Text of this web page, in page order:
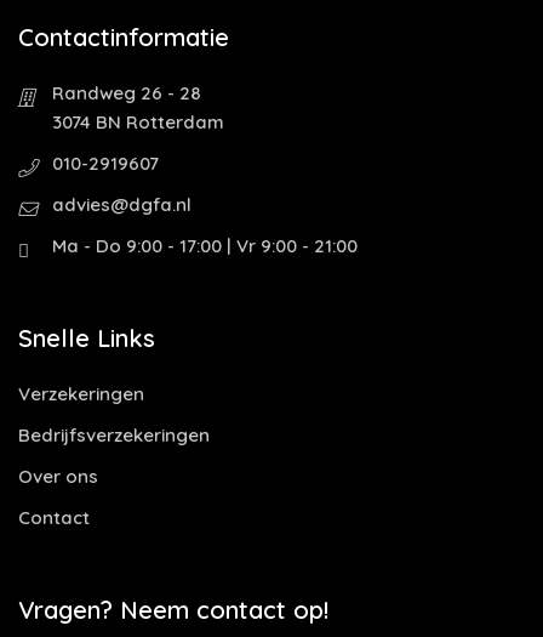
Contactinformatie
Randweg 26 - 28
3074 BN Rotterdam
010-2919607
advies@dgfa.nl
Ma - Do 9:00 - 17:00 | Vr 9:00 - 21:00
Snelle Links
Verzekeringen
Bedrijfsverzekeringen
Over ons
Contact
Vragen? Neem contact op!